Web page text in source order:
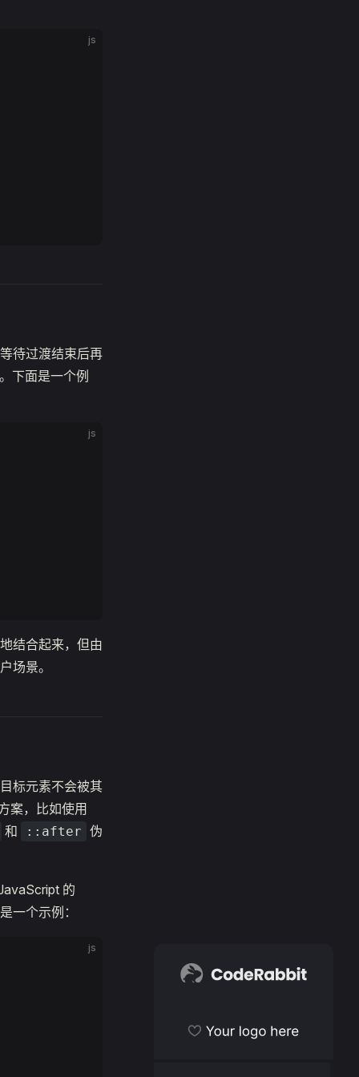
CodeRabbit
Become a sponsor
js
待过渡结束后再
下面是一个例
js
结合起来，但由
场景。
标元素不会被其
案，比如使用
和
::after 伪
的
一个示例：
js